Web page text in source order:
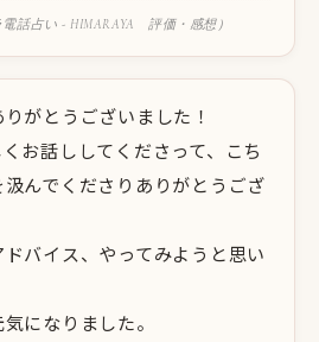
電話占い - HIMARAYA 評価・感想）
がとうございました！
お話ししてくださって、こち
汲んでくださりありがとうござ
バイス、やってみようと思い
になりました。